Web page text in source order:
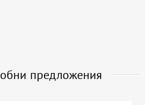
предложения